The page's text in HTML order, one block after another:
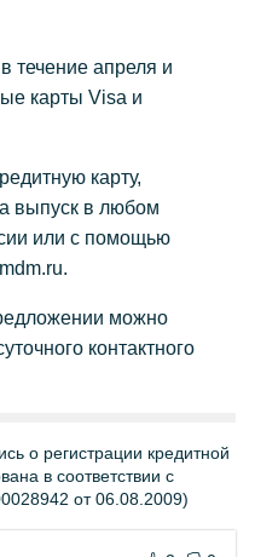
течение апреля и
карты Visa и
карту,
выпуск в любом
или с помощью
можно
контактного
о регистрации кредитной
в соответствии с
от 06.08.2009)